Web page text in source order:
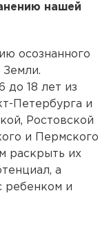
нашей
осознанного
до 18 лет из
Петербурга и
Ростовской
и Пермского
раскрыть их
а
ребенком и